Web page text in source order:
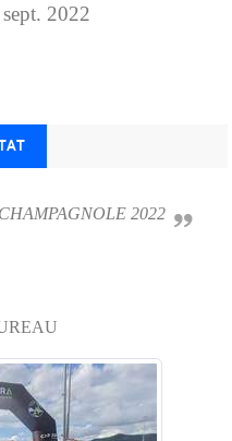
sept. 2022
2022